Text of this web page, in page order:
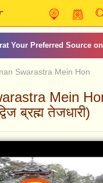
Your Preferred Source
Swarastra Mein Hon
Mein
ब्रह्म तेजधारी)